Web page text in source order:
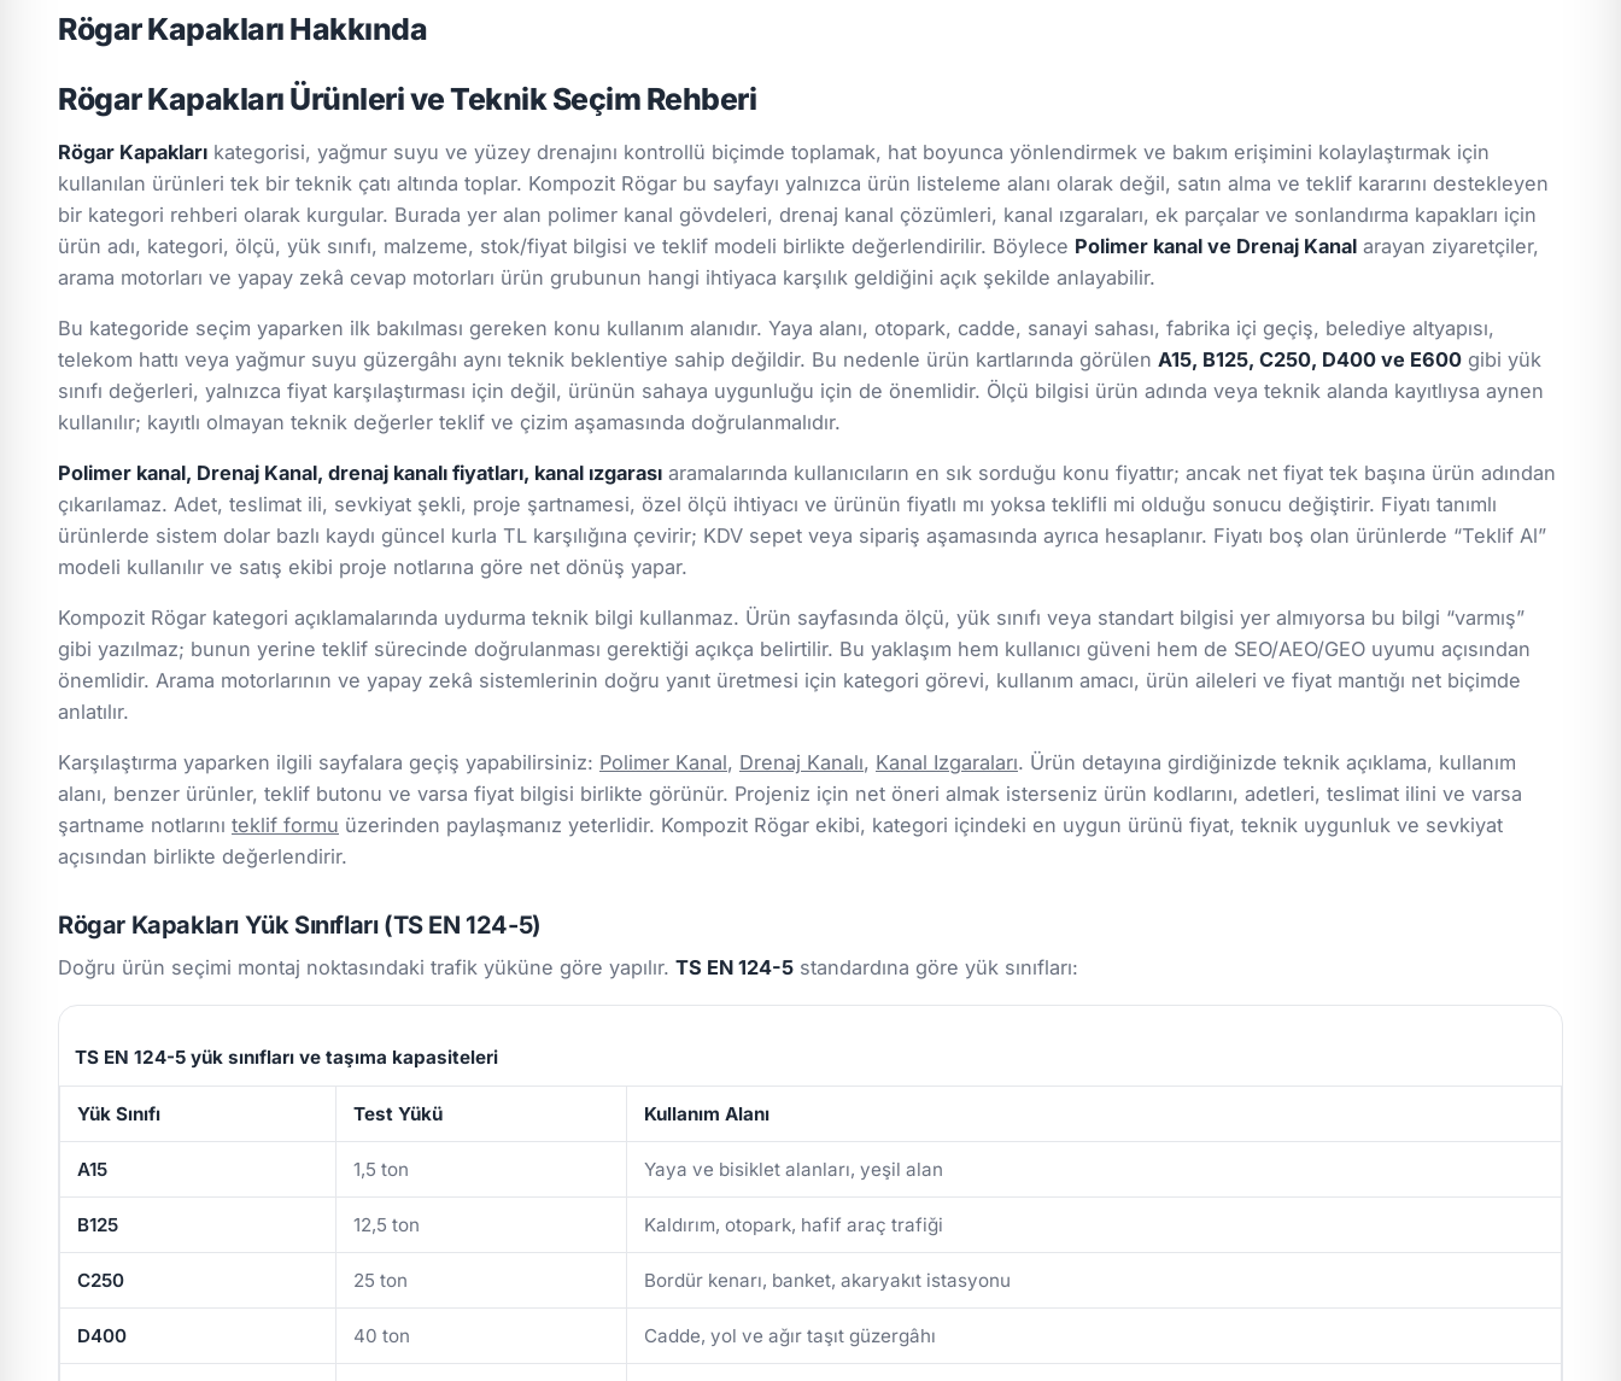
Rögar Kapakları Hakkında
Rögar Kapakları Ürünleri ve Teknik Seçim Rehberi
Rögar Kapakları kategorisi, yağmur suyu ve yüzey drenajını kontrollü biçimde toplamak, hat boyunca yönlendirmek ve bakım erişimini kolaylaştırmak için
kullanılan ürünleri tek bir teknik çatı altında toplar. Kompozit Rögar bu sayfayı yalnızca ürün listeleme alanı olarak değil, satın alma ve teklif kararını destekleyen
bir kategori rehberi olarak kurgular. Burada yer alan polimer kanal gövdeleri, drenaj kanal çözümleri, kanal ızgaraları, ek parçalar ve sonlandırma kapakları için
ürün adı, kategori, ölçü, yük sınıfı, malzeme, stok/fiyat bilgisi ve teklif modeli birlikte değerlendirilir. Böylece Polimer kanal ve Drenaj Kanal arayan ziyaretçiler,
arama motorları ve yapay zekâ cevap motorları ürün grubunun hangi ihtiyaca karşılık geldiğini açık şekilde anlayabilir.
Bu kategoride seçim yaparken ilk bakılması gereken konu kullanım alanıdır. Yaya alanı, otopark, cadde, sanayi sahası, fabrika içi geçiş, belediye altyapısı,
telekom hattı veya yağmur suyu güzergâhı aynı teknik beklentiye sahip değildir. Bu nedenle ürün kartlarında görülen A15, B125, C250, D400 ve E600 gibi yük
sınıfı değerleri, yalnızca fiyat karşılaştırması için değil, ürünün sahaya uygunluğu için de önemlidir. Ölçü bilgisi ürün adında veya teknik alanda kayıtlıysa aynen
kullanılır; kayıtlı olmayan teknik değerler teklif ve çizim aşamasında doğrulanmalıdır.
Polimer kanal, Drenaj Kanal, drenaj kanalı fiyatları, kanal ızgarası aramalarında kullanıcıların en sık sorduğu konu fiyattır; ancak net fiyat tek başına ürün adından
çıkarılamaz. Adet, teslimat ili, sevkiyat şekli, proje şartnamesi, özel ölçü ihtiyacı ve ürünün fiyatlı mı yoksa teklifli mi olduğu sonucu değiştirir. Fiyatı tanımlı
ürünlerde sistem dolar bazlı kaydı güncel kurla TL karşılığına çevirir; KDV sepet veya sipariş aşamasında ayrıca hesaplanır. Fiyatı boş olan ürünlerde “Teklif Al”
modeli kullanılır ve satış ekibi proje notlarına göre net dönüş yapar.
Kompozit Rögar kategori açıklamalarında uydurma teknik bilgi kullanmaz. Ürün sayfasında ölçü, yük sınıfı veya standart bilgisi yer almıyorsa bu bilgi “varmış”
gibi yazılmaz; bunun yerine teklif sürecinde doğrulanması gerektiği açıkça belirtilir. Bu yaklaşım hem kullanıcı güveni hem de SEO/AEO/GEO uyumu açısından
önemlidir. Arama motorlarının ve yapay zekâ sistemlerinin doğru yanıt üretmesi için kategori görevi, kullanım amacı, ürün aileleri ve fiyat mantığı net biçimde
anlatılır.
Karşılaştırma yaparken ilgili sayfalara geçiş yapabilirsiniz: Polimer Kanal, Drenaj Kanalı, Kanal Izgaraları. Ürün detayına girdiğinizde teknik açıklama, kullanım
alanı, benzer ürünler, teklif butonu ve varsa fiyat bilgisi birlikte görünür. Projeniz için net öneri almak isterseniz ürün kodlarını, adetleri, teslimat ilini ve varsa
şartname notlarını teklif formu üzerinden paylaşmanız yeterlidir. Kompozit Rögar ekibi, kategori içindeki en uygun ürünü fiyat, teknik uygunluk ve sevkiyat
açısından birlikte değerlendirir.
Rögar Kapakları Yük Sınıfları (TS EN 124-5)
Doğru ürün seçimi montaj noktasındaki trafik yüküne göre yapılır. TS EN 124-5 standardına göre yük sınıfları:
TS EN 124-5 yük sınıfları ve taşıma kapasiteleri
Yük Sınıfı Test Yükü Kullanım Alanı
A15 1,5 ton Yaya ve bisiklet alanları, yeşil alan
B125 12,5 ton Kaldırım, otopark, hafif araç trafiği
C250 25 ton Bordür kenarı, banket, akaryakıt istasyonu
D400 40 ton Cadde, yol ve ağır taşıt güzergâhı